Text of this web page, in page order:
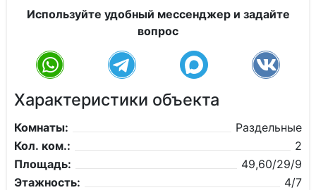
Используйте удобный мессенджер и задайте
вопрос
Характеристики объекта
Комнаты:
Раздельные
Кол. ком.:
2
Площадь:
49,60/29/9
Этажность:
4/7